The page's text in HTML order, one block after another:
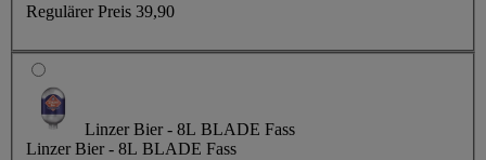
Regulärer Preis 39,90
Linzer Bier - 8L BLADE Fass
Linzer Bier - 8L BLADE Fass